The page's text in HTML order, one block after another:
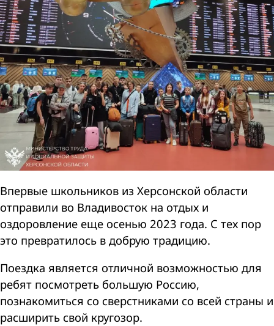
Впервые школьников из Херсонской области
отправили во Владивосток на отдых и
оздоровление еще осенью 2023 года. С тех пор
это превратилось в добрую традицию.
Поездка является отличной возможностью для
ребят посмотреть большую Россию,
познакомиться со сверстниками со всей страны и
расширить свой кругозор.